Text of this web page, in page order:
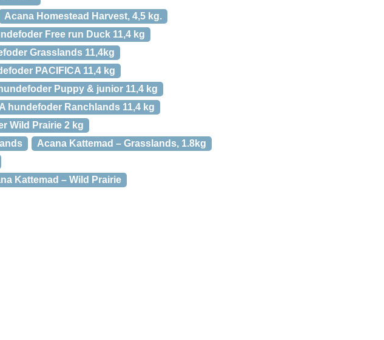
Acana Homestead Harvest, 4,5 kg.
Free run Duck 11,4 kg
Grasslands 11,4kg
PACIFICA 11,4 kg
Puppy & junior 11,4 kg
hundefoder Ranchlands 11,4 kg
Wild Prairie 2 kg
Acana Kattemad – Grasslands, 1.8kg
Kattemad – Wild Prairie